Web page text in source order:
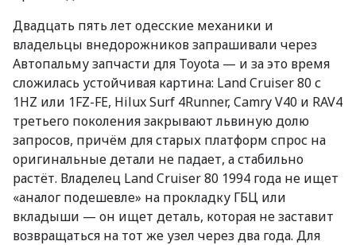
Двадцать пять лет одесские механики и
владельцы внедорожников запрашивали через
Автопальму запчасти для Toyota — и за это время
сложилась устойчивая картина: Land Cruiser 80 с
1HZ или 1FZ-FE, Hilux Surf 4Runner, Camry V40 и RAV4
третьего поколения закрывают львиную долю
запросов, причём для старых платформ спрос на
оригинальные детали не падает, а стабильно
растёт. Владелец Land Cruiser 80 1994 года не ищет
«аналог подешевле» на прокладку ГБЦ или
вкладыши — он ищет деталь, которая не заставит
возвращаться на тот же узел через два года. Для